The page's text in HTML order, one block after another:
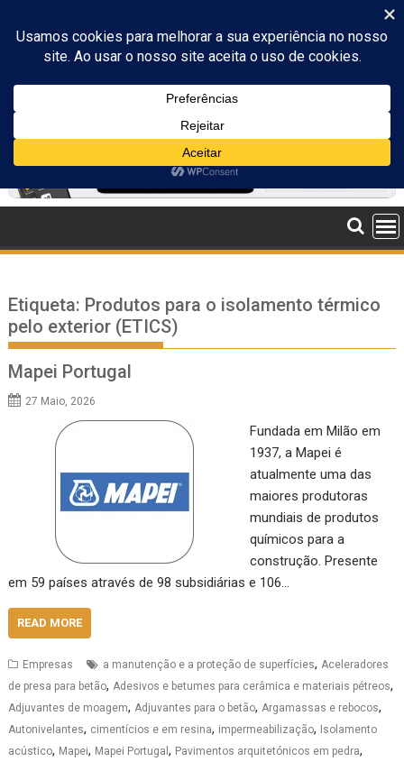
content
Etiqueta: Produtos para o isolamento térmico
pelo exterior (ETICS)
Mapei Portugal
27 Maio, 2026
Fundada em Milão em
1937, a Mapei é
atualmente uma das
maiores produtoras
mundiais de produtos
químicos para a
construção. Presente
em 59 países através de 98 subsidiárias e 106…
READ MORE
Empresas a manutenção e a proteção de superfícies, Aceleradores
de presa para betão, Adesivos e betumes para cerâmica e materiais pétreos,
Adjuvantes de moagem, Adjuvantes para o betão, Argamassas e rebocos,
Autonivelantes, cimentícios e em resina, impermeabilização, Isolamento
acústico, Mapei, Mapei Portugal, Pavimentos arquitetónicos em pedra,